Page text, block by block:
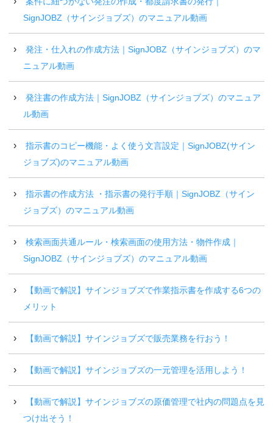
SignJOBZ（サインジョブズ）のマニュアル動画
発注・仕入れの作成方法｜SignJOBZ（サインジョブズ）のマ
ニュアル動画
発注書の作成方法｜SignJOBZ（サインジョブズ）のマニュア
ル動画
指示書のコピー機能・よく使う文言設定｜SignJOBZ(サイン
ジョブズ)のマニュアル動画
指示書の作成方法 ・指示書の発行手順｜SignJOBZ（サイン
ジョブズ）のマニュアル動画
検索画面共通ルール・検索画面の使用方法・物件作成｜
SignJOBZ（サインジョブズ）のマニュアル動画
【動画で解説】サインジョブズで作業指示書を作成する6つの
メリット
【動画で解説】サインジョブズで販売業務を行おう！
【動画で解説】サインジョブズの一元管理を活用しよう！
【動画で解説】サインジョブズの原価管理で社内の問題点を見
つけ出そう！